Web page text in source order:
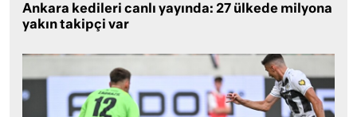
Ankara kedileri canlı yayında: 27 ülkede milyona
yakın takipçi var